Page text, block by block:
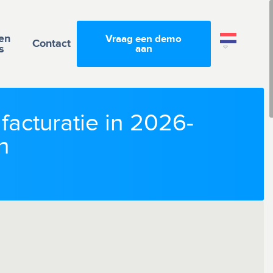
Contact
Vraag een demo
aan
in 2026-